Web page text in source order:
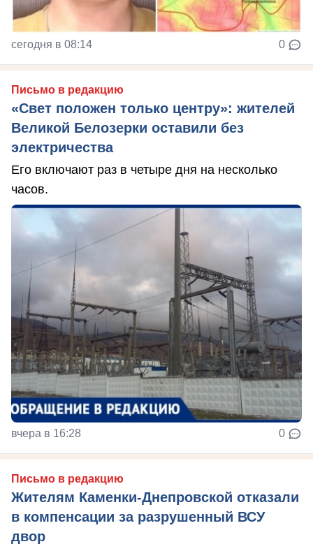
сегодня в 08:14 0
Письмо в редакцию
«Свет положен только центру»: жителей
Великой Белозерки оставили без
электричества
Его включают раз в четыре дня на несколько
часов.
вчера в 16:28 0
Письмо в редакцию
Жителям Каменки-Днепровской отказали
в компенсации за разрушенный ВСУ
двор